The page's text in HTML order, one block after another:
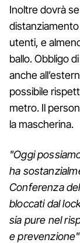
Inoltre dovrà
utenti, e
ballo. Obbligo
anche
possibile
metro. Il
la mascherina.
"Oggi
ha
Conferenza
bloccati dal
sia pure nel
e prevenzione"